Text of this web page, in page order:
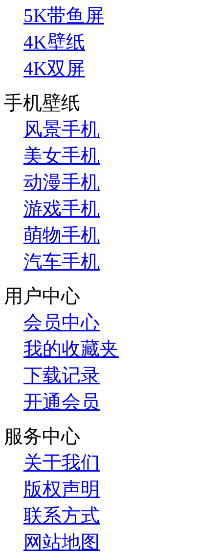
5K带鱼屏
4K壁纸
4K双屏
手机壁纸
风景手机
美女手机
动漫手机
游戏手机
萌物手机
汽车手机
用户中心
会员中心
我的收藏夹
下载记录
开通会员
服务中心
关于我们
版权声明
联系方式
网站地图